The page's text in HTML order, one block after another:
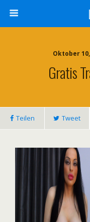
Oktober
Gratis
Teilen Tweet